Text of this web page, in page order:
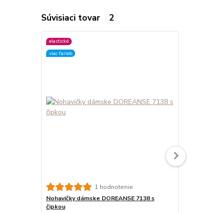
Súvisiaci tovar 2
elastické
viac farieb
1 hodnotenie
Nohavičky dámske DOREANSE 7138 s
čipkou